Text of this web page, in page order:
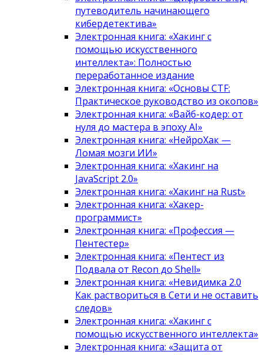
путеводитель начинающего
кибердетектива»
Электронная книга: «Хакинг с
помощью искусственного
интеллекта»: Полностью
переработанное издание
Электронная книга: «Основы CTF:
Практическое руководство из окопов»
Электронная книга: «Вайб-кодер: от
нуля до мастера в эпоху AI»
Электронная книга: «НейроХак —
Ломая мозги ИИ»
Электронная книга: «Хакинг на
JavaScript 2.0»
Электронная книга: «Хакинг на Rust»
Электронная книга: «Хакер-
программист»
Электронная книга: «Профессия —
Пентестер»
Электронная книга: «Пентест из
Подвала от Recon до Shell»
Электронная книга: «Невидимка 2.0
Как раствориться в Сети и не оставить
следов»
Электронная книга: «Хакинг с
помощью искусственного интеллекта»
Электронная книга: «Защита от